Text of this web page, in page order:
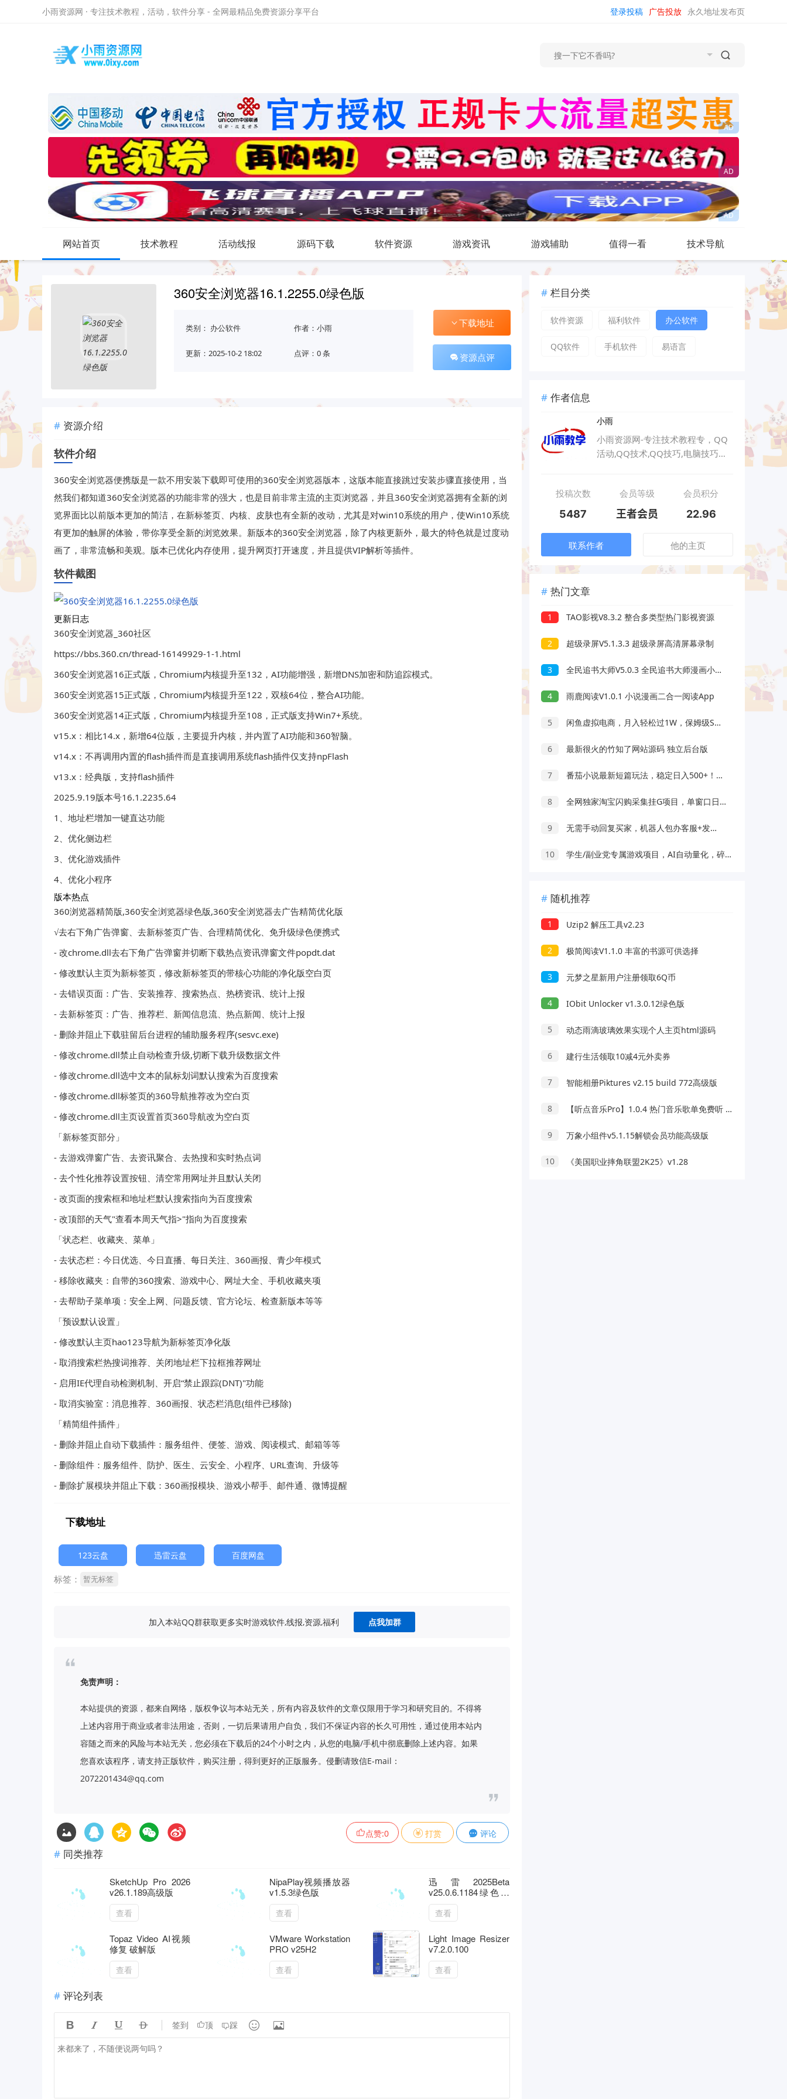
小雨资源网 · 专注技术教程，活动，软件分享 - 全网最精品免费资源分享平台 永久地址发布页
广告投放
登录投稿
网站首页 技术教程 活动线报 源码下载 软件资源 游戏资讯 游戏辅助 值得一看 技术导航
360安全浏览器16.1.2255.0绿色版
类别： 办公软件 作者：小雨
更新：2025-10-2 18:02 点评：0 条
下载地址
资源点评
资源介绍
软件介绍
360安全浏览器便携版是一款不用安装下载即可使用的360安全浏览器版本，这版本能直接跳过安装步骤直接使用，当
然我们都知道360安全浏览器的功能非常的强大，也是目前非常主流的主页浏览器，并且360安全浏览器拥有全新的浏
览界面比以前版本更加的简洁，在新标签页、内核、皮肤也有全新的改动，尤其是对win10系统的用户，使Win10系统
有更加的触屏的体验，带你享受全新的浏览效果。新版本的360安全浏览器，除了内核更新外，最大的特色就是过度动
画了，非常流畅和美观。版本已优化内存使用，提升网页打开速度，并且提供VIP解析等插件。
软件截图
更新日志
360安全浏览器_360社区
https://bbs.360.cn/thread-16149929-1-1.html
360安全浏览器16正式版，Chromium内核提升至132，AI功能增强，新增DNS加密和防追踪模式。
360安全浏览器15正式版，Chromium内核提升至122，双核64位，整合AI功能。
360安全浏览器14正式版，Chromium内核提升至108，正式版支持Win7+系统。
v15.x：相比14.x，新增64位版，主要提升内核，并内置了AI功能和360智脑。
v14.x：不再调用内置的flash插件而是直接调用系统flash插件仅支持npFlash
v13.x：经典版，支持flash插件
2025.9.19版本号16.1.2235.64
1、地址栏增加一键直达功能
2、优化侧边栏
3、优化游戏插件
4、优化小程序
版本热点
360浏览器精简版,360安全浏览器绿色版,360安全浏览器去广告精简优化版
√去右下角广告弹窗、去新标签页广告、合理精简优化、免升级绿色便携式
- 改chrome.dll去右下角广告弹窗并切断下载热点资讯弹窗文件popdt.dat
- 修改默认主页为新标签页，修改新标签页的带核心功能的净化版空白页
- 去错误页面：广告、安装推荐、搜索热点、热榜资讯、统计上报
- 去新标签页：广告、推荐栏、新闻信息流、热点新闻、统计上报
- 删除并阻止下载驻留后台进程的辅助服务程序(sesvc.exe)
- 修改chrome.dll禁止自动检查升级,切断下载升级数据文件
- 修改chrome.dll选中文本的鼠标划词默认搜索为百度搜索
- 修改chrome.dll标签页的360导航推荐改为空白页
- 修改chrome.dll主页设置首页360导航改为空白页
「新标签页部分」
- 去游戏弹窗广告、去资讯聚合、去热搜和实时热点词
- 去个性化推荐设置按钮、清空常用网址并且默认关闭
- 改页面的搜索框和地址栏默认搜索指向为百度搜索
- 改顶部的天气"查看本周天气指>"指向为百度搜索
「状态栏、收藏夹、菜单」
- 去状态栏：今日优选、今日直播、每日关注、360画报、青少年模式
- 移除收藏夹：自带的360搜索、游戏中心、网址大全、手机收藏夹项
- 去帮助子菜单项：安全上网、问题反馈、官方论坛、检查新版本等等
「预设默认设置」
- 修改默认主页hao123导航为新标签页净化版
- 取消搜索栏热搜词推荐、关闭地址栏下拉框推荐网址
- 启用IE代理自动检测机制、开启“禁止跟踪(DNT)"功能
- 取消实验室：消息推荐、360画报、状态栏消息(组件已移除)
「精简组件插件」
- 删除并阻止自动下载插件：服务组件、便签、游戏、阅读模式、邮箱等等
- 删除组件：服务组件、防护、医生、云安全、小程序、URL查询、升级等
- 删除扩展模块并阻止下载：360画报模块、游戏小帮手、邮件通、微博提醒
下载地址
123云盘 迅雷云盘 百度网盘
标签： 暂无标签
加入本站QQ群获取更多实时游戏软件,线报,资源,福利 点我加群
免责声明：
本站提供的资源，都来自网络，版权争议与本站无关，所有内容及软件的文章仅限用于学习和研究目的。不得将
上述内容用于商业或者非法用途，否则，一切后果请用户自负，我们不保证内容的长久可用性，通过使用本站内
容随之而来的风险与本站无关，您必须在下载后的24个小时之内，从您的电脑/手机中彻底删除上述内容。如果
您喜欢该程序，请支持正版软件，购买注册，得到更好的正版服务。侵删请致信E-mail：
2072201434@qq.com
评论
打赏
点赞:0
同类推荐
SketchUp Pro 2026
v26.1.189高级版
查看
NipaPlay视频播放器
v1.5.3绿色版
查看
迅雷2025Beta
v25.0.6.1184绿色精
简版
查看
Topaz Video AI视频
修复 破解版
查看
VMware Workstation
PRO v25H2
查看
Light Image Resizer
v7.2.0.100
查看
评论列表
    签到 顶 踩  
栏目分类
软件资源 福利软件 办公软件
QQ软件 手机软件 易语言
作者信息
小雨
小雨资源网-专注技术教程专，QQ
活动,QQ技术,QQ技巧,电脑技巧以
投稿次数 会员等级 会员积分
5487 王者会员 22.96
联系作者 他的主页
热门文章
1 TAO影视V8.3.2 整合多类型热门影视资源
2 超级录屏V5.1.3.3 超级录屏高清屏幕录制
3 全民追书大师V5.0.3 全民追书大师漫画小说二合一
4 雨鹿阅读V1.0.1 小说漫画二合一阅读App
5 闲鱼虚拟电商，月入轻松过1W，保姆级SOP教程
6 最新很火的竹知了网站源码 独立后台版
7 番茄小说最新短篇玩法，稳定日入500+！副业必看，小白可玩，限时开放
8 全网独家淘宝闪购采集挂G项目，单窗口日入40+，可复制可批量，单日轻松500+
9 无需手动回复买家，机器人包办客服+发货，学多多虚拟每月稳賺1-5W
10 学生/副业党专属游戏项目，AI自动量化，碎片时间操作，月入过万
随机推荐
1 Uzip2 解压工具v2.23
2 极简阅读V1.1.0 丰富的书源可供选择
3 元梦之星新用户注册领取6Q币
4 IObit Unlocker v1.3.0.12绿色版
5 动态雨滴玻璃效果实现个人主页html源码
6 建行生活领取10减4元外卖券
7 智能相册Piktures v2.15 build 772高级版
8 【听点音乐Pro】1.0.4 热门音乐歌单免费听 解锁VIP
9 万象小组件v5.1.15解锁会员功能高级版
10 《美国职业摔角联盟2K25》v1.28